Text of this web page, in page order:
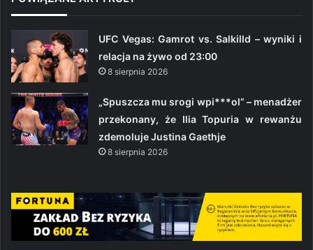
UFC Vegas: Gamrot vs. Salkilld – wyniki i
relacja na żywo od 23:00
8 sierpnia 2026
„Spuszcza mu srogi wpi***ol” – menadżer
przekonany, że Ilia Topuria w rewanżu
zdemoluje Justina Gaethje
8 sierpnia 2026